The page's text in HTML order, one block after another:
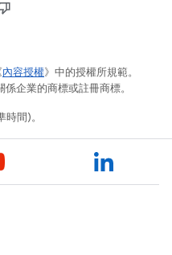
內容授權》中的授權所規範。
企業的商標或註冊商標。
間)。